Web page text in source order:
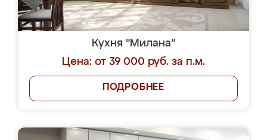
Кухня "Милана"
Цена: от 39 000 руб. за п.м.
ПОДРОБНЕЕ